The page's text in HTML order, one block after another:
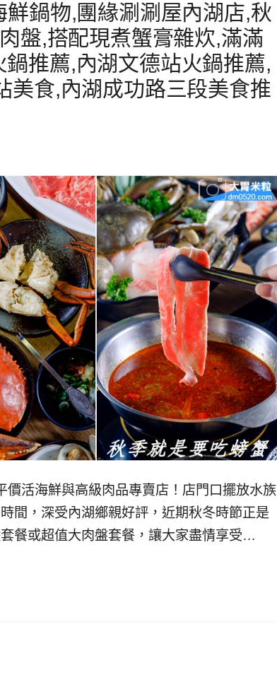
鍋物,團緣涮涮屋內湖店,秋
盤,搭配現煮蟹膏雜炊,滿滿
推薦,內湖文德站火鍋推薦,
美食,內湖成功路三段美食推
活海鮮與高級肉品專賣店！店門口擺放水族
間，深受內湖鄉親好評，近期秋冬時節正是
餐或超值大肉盤套餐，讓大家盡情享受…